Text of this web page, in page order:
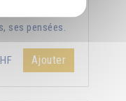
ses pensées.
Ajouter